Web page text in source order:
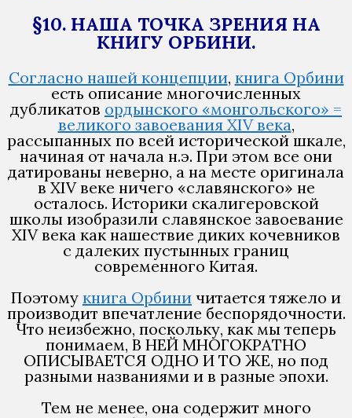
§10. НАША ТОЧКА ЗРЕНИЯ НА
КНИГУ ОРБИНИ.
Согласно нашей концепции, книга Орбини
есть описание многочисленных
дубликатов ордынского «монгольского» =
великого завоевания XIV века,
рассыпанных по всей исторической шкале,
начиная от начала н.э. При этом все они
датированы неверно, а на месте оригинала
в XIV веке ничего «славянского» не
осталось. Историки скалигеровской
школы изобразили славянское завоевание
XIV века как нашествие диких кочевников
с далеких пустынных границ
современного Китая.
Поэтому книга Орбини читается тяжело и
производит впечатление беспорядочности.
Что неизбежно, поскольку, как мы теперь
понимаем, В НЕЙ МНОГОКРАТНО
ОПИСЫВАЕТСЯ ОДНО И ТО ЖЕ, но под
разными названиями и в разные эпохи.
Тем не менее, она содержит много